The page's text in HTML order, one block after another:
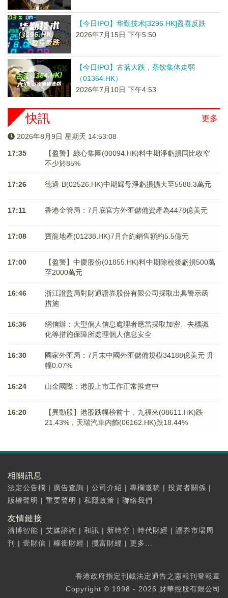
【今日IPO】华勤技术[3296.HK]盈喜反跌
2026年7月15日 下午5:50
【今日IPO】古茗大跌，茶饮集体走弱
（01364.HK）
2026年7月10日 下午4:53
更多
快訊
2026年8月9日 星期天 14:53:09
17:35
【盈警】綠心集團(00094.HK)料中期淨虧損同比收窄
不少於85%
17:26 德適-B(02526.HK)中期歸母淨虧損擴大至5588.3萬元
17:11 香港金管局：7月底官方外匯儲備資產為4478億美元
17:08 寶龍地產(01238.HK)7月合約銷售額約5.5億元
17:00
【盈警】中慶股份(01855.HK)料中期除稅後虧損500萬
至2000萬元
16:46
浙江證監局對財通證券股份有限公司採取出具警示函
措施
16:36
網信辦：大型個人信息處理者應當採取加密、去標識
化等措施保障所處理個人信息安全
16:30
國家外匯局：7月末中國外匯儲備規模34188億美元 升
幅0.07%
16:24 山金國際：港股上市工作正常推進中
16:20
【異動股】港股跌幅榜前十，九福來(08611.HK)跌
21.43%，天瑞汽車内飾(06162.HK)跌18.44%
相關訊息
法定公告欄 | 廣告查詢 | 公司介紹 | 專欄邀稿 | 投資者關係 |
版權聲明 | 重要聲明 | 私隱政策 | 聯絡我們
友情鏈接
清博智能 | 艾媒諮詢 | 和訊 | 新時空 | 時代財經 | 證券市場周
刊
| 壹財信 | 權衡財經 | 攬富財經 | 更多...
香港政府指定刊載法定通告之憲報刊登報章
Copyright © 1998 - 2026 財華控股有限公司